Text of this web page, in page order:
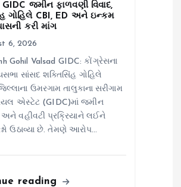
GIDC જમીન ફાળવણી વિવાદ,
ગોહિલે CBI, ED અને ઇન્કમ
કરી માંગ
6, 2026
Gohil Valsad GIDC: કોંગ્રેસના
સાંસદ શક્તિસિંહ ગોહિલે
ઉમરગામ તાલુકાના સરીગામ
એસ્ટેટ (GIDC)માં જમીન
વહીવટી પ્રક્રિયાને લઈને
ઉઠાવ્યા છે. તેમણે આરોપ…
reading